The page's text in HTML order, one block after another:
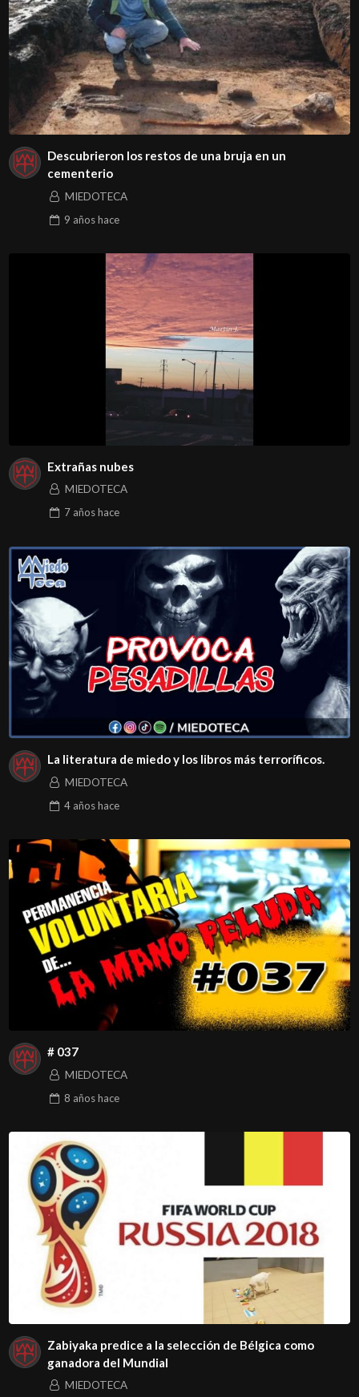
Descubrieron los restos de una bruja en un
cementerio
MIEDOTECA
9 añoshace
Extrañas nubes
MIEDOTECA
7 añoshace
La literatura de miedo y los libros más terroríficos.
MIEDOTECA
4 añoshace
# 037
MIEDOTECA
8 añoshace
Zabiyaka predice a la selección de Bélgica como
ganadora del Mundial
MIEDOTECA